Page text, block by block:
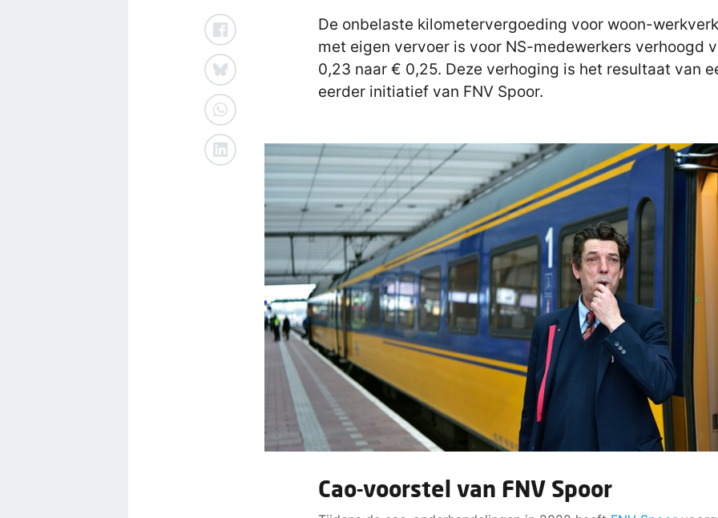
De onbelaste kilometervergoeding voor woon-
met eigen vervoer is voor NS-medewerkers verhoogd
0,23 naar € 0,25. Deze verhoging is het resultaat van
eerder initiatief van FNV Spoor.
Cao-voorstel van FNV Spoor